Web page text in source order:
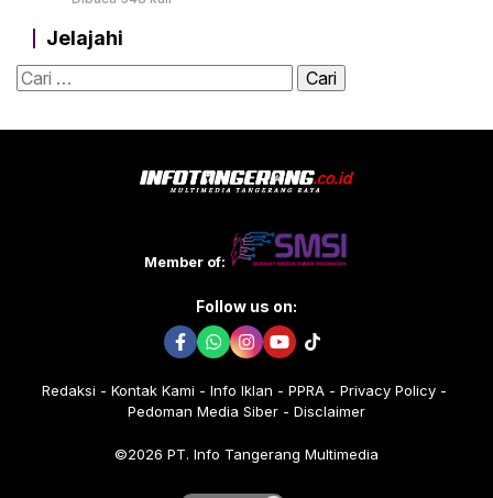
Jelajahi
Cari
Member of:
Follow us on:
Redaksi Kontak Kami Info Iklan PPRA
Privacy Policy
Pedoman Media Siber
Disclaimer
©2026 PT. Info Tangerang Multimedia